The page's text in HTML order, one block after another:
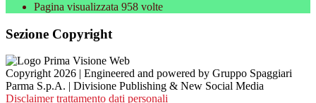
Pagina visualizzata 958 volte
Sezione Copyright
Copyright 2026 | Engineered and powered by Gruppo Spaggiari
Parma S.p.A. | Divisione Publishing & New Social Media
Disclaimer trattamento dati personali